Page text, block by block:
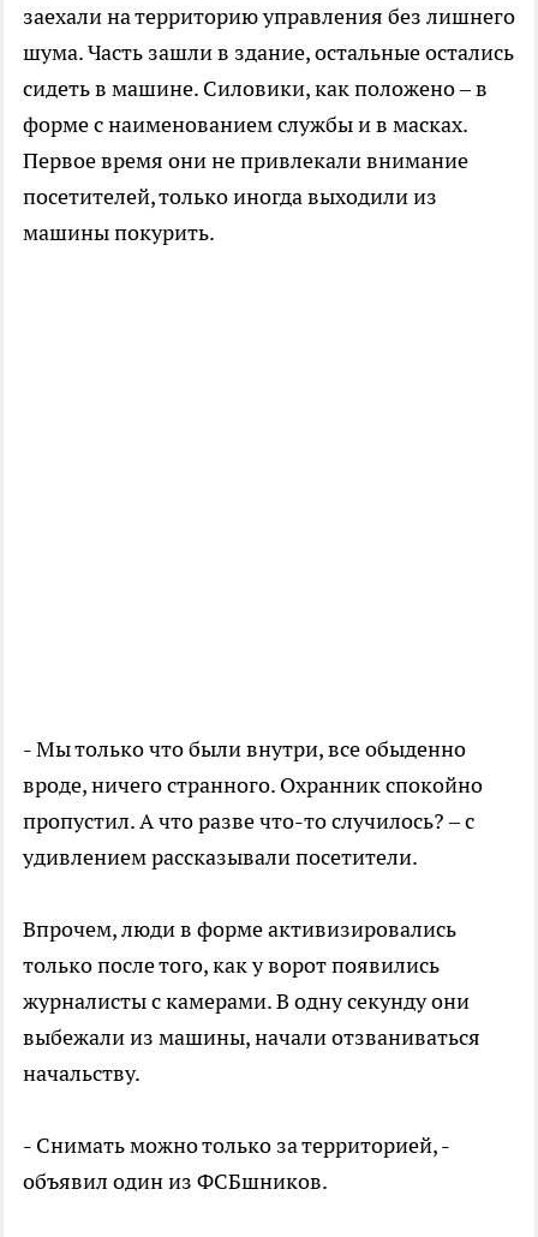
заехали на территорию управления без лишнего
шума. Часть зашли в здание, остальные остались
сидеть в машине. Силовики, как положено – в
форме с наименованием службы и в масках.
Первое время они не привлекали внимание
посетителей, только иногда выходили из
машины покурить.
- Мы только что были внутри, все обыденно
вроде, ничего странного. Охранник спокойно
пропустил. А что разве что-то случилось? – с
удивлением рассказывали посетители.
Впрочем, люди в форме активизировались
только после того, как у ворот появились
журналисты с камерами. В одну секунду они
выбежали из машины, начали отзваниваться
начальству.
- Снимать можно только за территорией, -
объявил один из ФСБшников.